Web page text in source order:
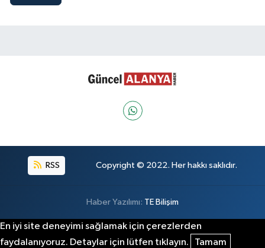
RSS Copyright © 2022. Her hakkı saklıdır.
Haber Yazılımı: TE Bilişim
En iyi site deneyimi sağlamak için çerezlerden
faydalanıyoruz. Detaylar için lütfen tıklayın.
Tamam